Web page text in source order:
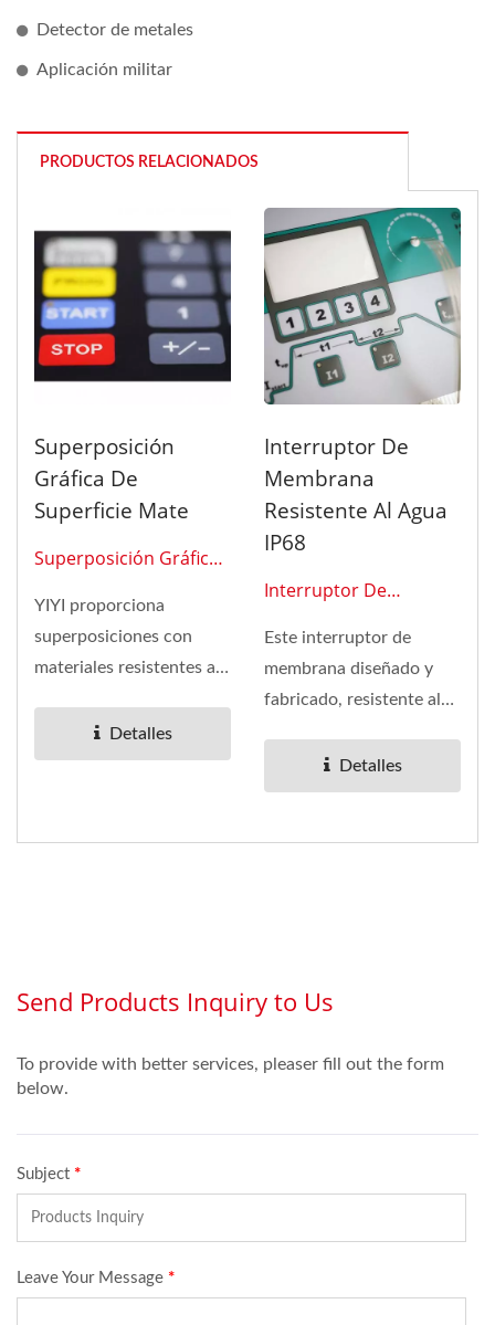
Detector de metales
Aplicación militar
PRODUCTOS RELACIONADOS
Superposición
Gráfica De
Superficie Mate
Superposición Gráfica
YIYI proporciona
superposiciones con
materiales resistentes a
Detalles
Interruptor De
Membrana
Resistente Al Agua
IP68
Interruptor De
Este interruptor de
membrana diseñado y
fabricado, resistente al
instalado...Detalles